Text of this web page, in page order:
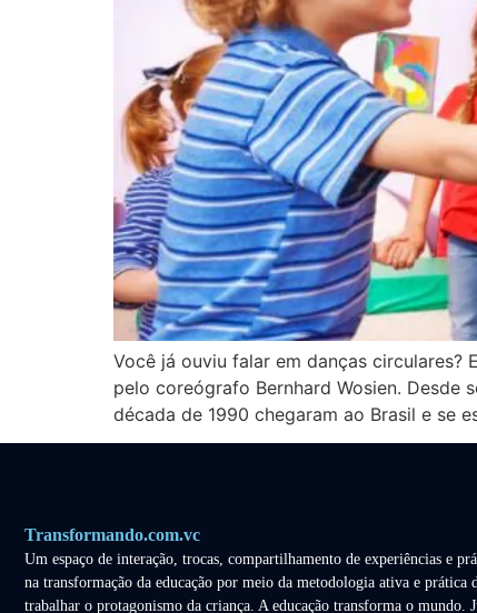
Você já ouviu falar em danças
pelo coreógrafo Bernhard Wosien. Desde
década de 1990 chegaram ao Brasil e se
Transformando.com.vc
Um espaço de interação, trocas, compartilhamento de experiências e
na transformação da educação por meio da metodologia ativa e prática
trabalhar o protagonismo da criança. A educação transforma o mundo.